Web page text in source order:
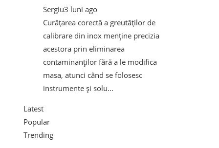
Sergiu3 luni ago
Curățarea corectă a greutăților de
calibrare din inox menține precizia
acestora prin eliminarea
contaminanților fără a le modifica
masa, atunci când se folosesc
instrumente și solu...
Latest
Popular
Trending